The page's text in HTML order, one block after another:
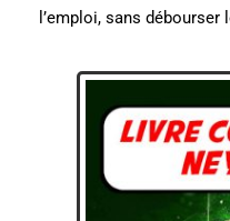
l’emploi, sans débourser